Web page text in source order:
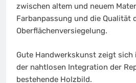
zwischen altem und neuem
Farbanpassung und die Qualität
Oberflächenversiegelung.
Gute Handwerkskunst zeigt sich
der nahtlosen Integration der
bestehende Holzbild.